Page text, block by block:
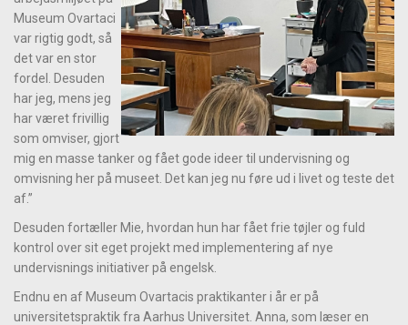
Museum Ovartaci
var rigtig godt, så
det var en stor
fordel. Desuden
har jeg, mens jeg
har været frivillig
som omviser, gjort
mig en masse tanker og fået gode ideer til undervisning og
omvisning her på museet. Det kan jeg nu føre ud i livet og teste det
af.”
Desuden fortæller Mie, hvordan hun har fået frie tøjler og fuld
kontrol over sit eget projekt med implementering af nye
undervisnings initiativer på engelsk.
Endnu en af Museum Ovartacis praktikanter i år er på
universitetspraktik fra Aarhus Universitet. Anna, som læser en